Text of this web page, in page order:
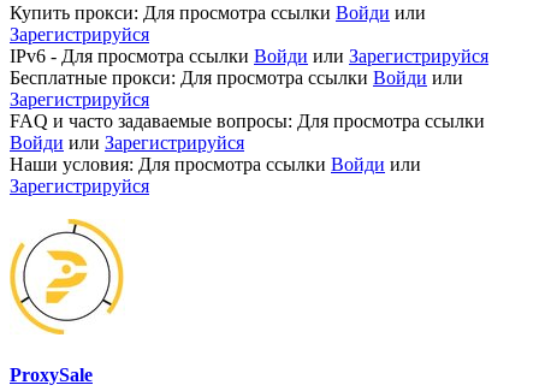
Купить прокси: Для просмотра ссылки Войди или
Зарегистрируйся
IPv6 - Для просмотра ссылки Войди или Зарегистрируйся
Бесплатные прокси: Для просмотра ссылки Войди или
Зарегистрируйся
FAQ и часто задаваемые вопросы: Для просмотра ссылки
Войди или Зарегистрируйся
Наши условия: Для просмотра ссылки Войди или
Зарегистрируйся
ProxySale